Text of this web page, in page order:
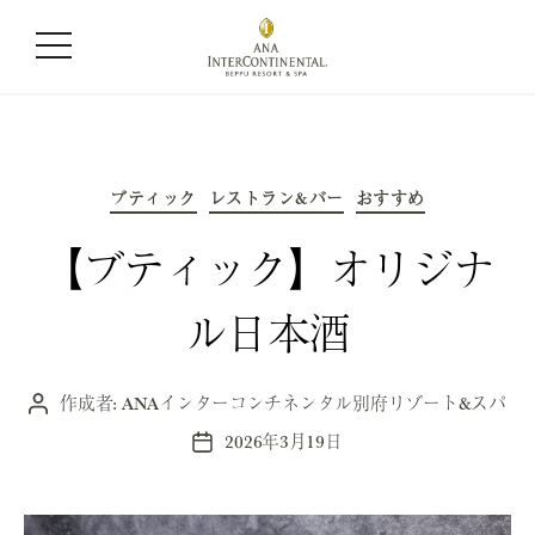
カテゴリー:ブティック
テ
ゴ
リ
ー
ブティック レストラン&バー おすすめ
【ブティック】オリジナ
ル日本酒
投 作成者: ANAインターコンチネンタル別府リゾート&スパ
投 2026年3月19日